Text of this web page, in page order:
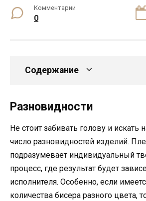
Комментарии
0
Содержание
Разновидности
Не стоит забивать голову и искать
число разновидностей изделий.
подразумевает индивидуальный
процесс, где результат будет
исполнителя. Особенно, если
количества бисера разного цвета,